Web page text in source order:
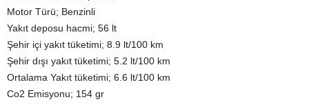
Motor Türü; Benzinli
Yakıt deposu hacmi; 56 lt
Şehir içi yakıt tüketimi; 8.9 lt/100 km
Şehir dışı yakıt tüketimi; 5.2 lt/100 km
Ortalama Yakıt tüketimi; 6.6 lt/100 km
Co2 Emisyonu; 154 gr